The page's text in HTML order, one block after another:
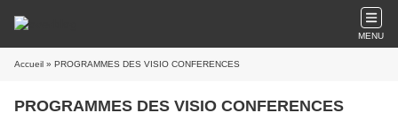
MENU
Accueil » PROGRAMMES DES VISIO CONFERENCES
PROGRAMMES DES VISIO CONFERENCES